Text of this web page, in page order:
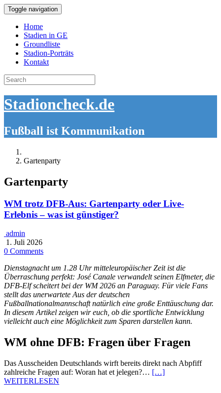
Toggle navigation
Home
Stadien in GE
Groundliste
Stadion-Porträts
Kontakt
Search
for:
Stadioncheck.de
Fußball ist Kommunikation
Gartenparty
Gartenparty
WM trotz DFB-Aus: Gartenparty oder Live-
Erlebnis – was ist günstiger?
admin
1. Juli 2026
0 Comments
Dienstagnacht um 1.28 Uhr mitteleuropäischer Zeit ist die
Überraschung perfekt: José Canale verwandelt seinen Elfmeter, die
DFB-Elf scheitert bei der WM 2026 an Paraguay. Für viele Fans
stellt das unerwartete Aus der deutschen
Fußballnationalmannschaft natürlich eine große Enttäuschung dar.
In diesem Artikel zeigen wir euch, ob die sportliche Entwicklung
vielleicht auch eine Möglichkeit zum Sparen darstellen kann.
WM ohne DFB: Fragen über Fragen
Das Ausscheiden Deutschlands wirft bereits direkt nach Abpfiff
zahlreiche Fragen auf: Woran hat et jelegen?… […]
WEITERLESEN